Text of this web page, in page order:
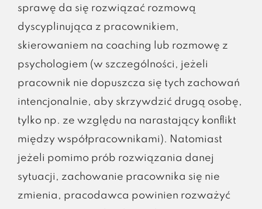
sprawę da się rozwiązać rozmową
dyscyplinująca z pracownikiem,
skierowaniem na coaching lub rozmowę z
psychologiem (w szczególności, jeżeli
pracownik nie dopuszcza się tych zachowań
intencjonalnie, aby skrzywdzić drugą osobę,
tylko np. ze względu na narastający konflikt
między współpracownikami). Natomiast
jeżeli pomimo prób rozwiązania danej
sytuacji, zachowanie pracownika się nie
zmienia, pracodawca powinien rozważyć